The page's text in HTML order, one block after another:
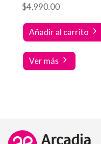
$4,990.00
Añadir al carrito
Ver más